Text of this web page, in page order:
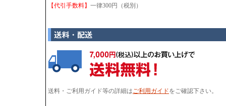
【代引手数料】 一律300円（税別）
送料・ご利用ガイド等の詳細はご利用ガイドをご確認下さい。